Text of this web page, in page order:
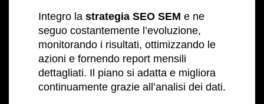
Integro la strategia SEO SEM e ne
seguo costantemente l’evoluzione,
monitorando i risultati, ottimizzando le
azioni e fornendo report mensili
dettagliati. Il piano si adatta e migliora
continuamente grazie all’analisi dei dati.